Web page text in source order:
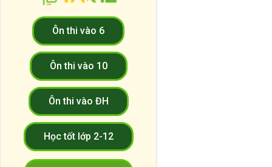
Ôn thi vào 6
Ôn thi vào 10
Ôn thi vào ĐH
Học tốt lớp 2-12